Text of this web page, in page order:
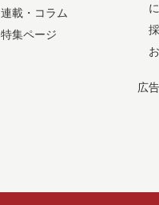
連載・コラム
特集ページ
広